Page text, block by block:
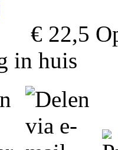
€ 22,5
in huis